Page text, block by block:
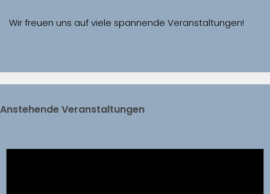
Wir freuen uns auf viele spannende Veranstaltungen!
Anstehende Veranstaltungen